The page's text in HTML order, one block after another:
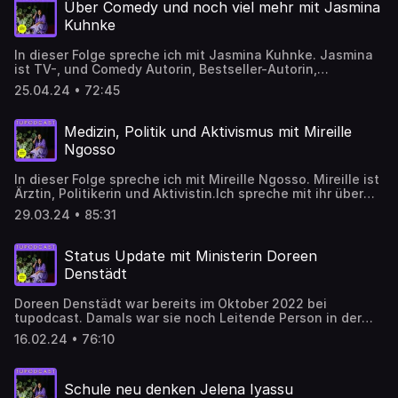
Gespräch aufnehmen. Wir sprechen über Dr Sephocle's
Aufwachsen auf Martinique, ihre Liebe für Sprachen und
Schwarze deutsche Zeitgeschichte, Schwarze deutsche
Perspektiven und Austausch zwischen Schwarzen US-
amerikanischen und Schwarzen Deutschen Perspektiven
(limitiert)
Über Comedy und noch viel mehr mit Jasmina
Kuhnke
In dieser Folge spreche ich mit Jasmina Kuhnke. Jasmina
ist TV-, und Comedy Autorin, Bestseller-Autorin,
Drehbuchautorin und auf Instagram und X unter
quattromilf bekannt. Wir sprechen über ihr Aufwachsen in
und Comedy Autorin, ihren Bestseller "Schwarzes Herz"
und vieles mehr. Folgensponsor: Snuggs. Mit dem Code
TUPOKA20 bekommt ihr bis zum 31.5.2024 - 20% auf alle
25.04.24 • 72:45
Medizin, Politik und Aktivismus mit Mireille
Ngosso
In dieser Folge spreche ich mit Mireille Ngosso. Mireille ist
Ärztin, Politikerin und Aktivistin.Ich spreche mit ihr über
ihre Kindheit im Wien der 80er Jahre, über ihren Weg ins
Medizinstudium, ihre Beweggründe für die Arbeit in der
die Hürden aber auch die Freuden ihrer Arbeit. Sponsor:
MUBI: mubi.com/collections/new-frontiers
29.03.24 • 85:31
Status Update mit Ministerin Doreen
Denstädt
Doreen Denstädt war bereits im Oktober 2022 bei
tupodcast. Damals war sie noch Leitende Person in der
Vertrauensabteilung der Thüringer Polizei. Heute ist sie
Ministerin für Migration, Justiz und Verbraucherschutz.
und die erste Schwarze Ministerin Thüringen bzw in
Ostdeutschland. Wir sprechen darüber , was diese
16.02.24 • 76:10
Schule neu denken Jelena Iyassu